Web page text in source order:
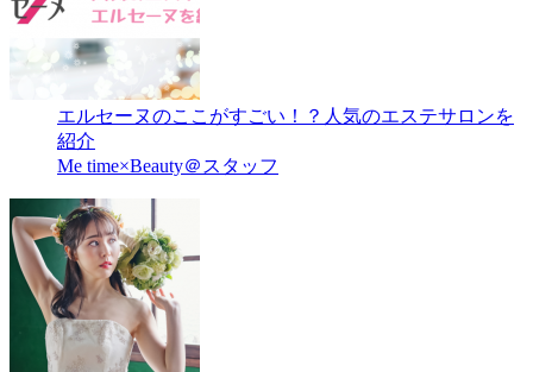
エルセーヌのここがすごい！？人気のエステサロンを
紹介
Me time×Beauty＠スタッフ